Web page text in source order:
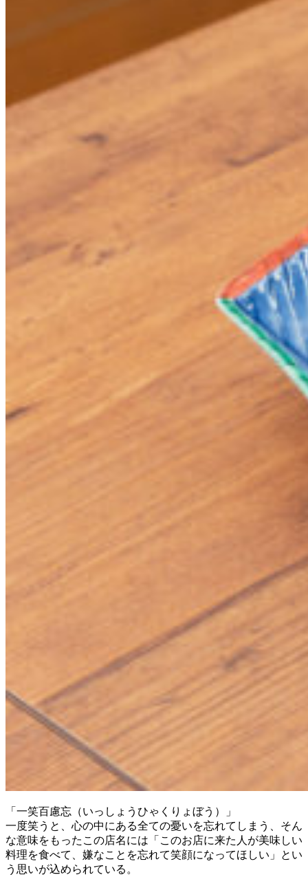
「一笑百慮忘（いっしょうひゃくりょぼう）」
一度笑うと、心の中にある全ての憂いを忘れてしまう、そん
な意味をもったこの店名には「このお店に来た人が美味しい
料理を食べて、嫌なことを忘れて笑顔になってほしい」とい
う思いが込められている。